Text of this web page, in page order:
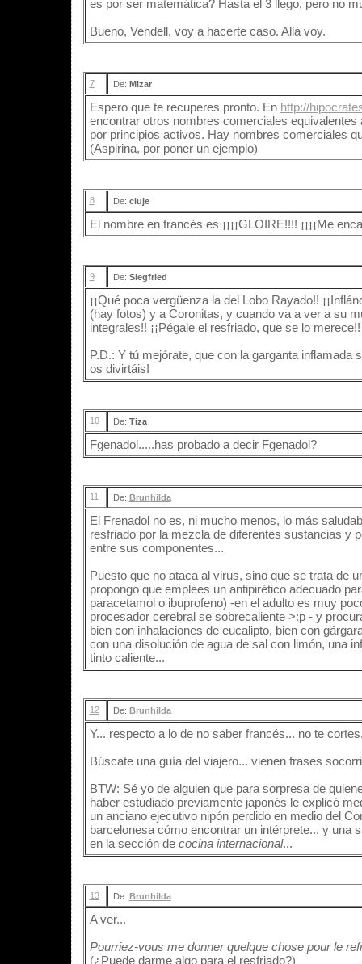
es por ser matemática? Hasta el 3 llego, pero no
Bueno, Vendell, voy a hacerte caso. Allá voy.
7 De: Mizar
Espero que te recuperes pronto. En http://
encontrar otros nombres comerciales equivalentes
por principios activos. Hay nombres comerciales
(Aspirina, por poner un ejemplo)
8 De: cluje
El nombre en francés es ¡¡¡¡GLOIRE!!!! ¡¡¡¡Me
9 De: Siegfried
¡¡Qué poca vergüenza la del Lobo Rayado!!
(hay fotos) y a Coronitas, y cuando va a ver a su
integrales!! ¡¡Pégale el resfriado, que se lo merece!!
P.D.: Y tú mejórate, que con la garganta inflamada
os divirtáis!
10 De: Tiza
Fgenadol.....has probado a decir Fgenadol?
11 De: Brunhilda
El Frenadol no es, ni mucho menos, lo más
resfriado por la mezcla de diferentes sustancias y
entre sus componentes...
Puesto que no ataca al virus, sino que se trata de
propongo que emplees un antipirético adecuado
paracetamol o ibuprofeno) -en el adulto es muy
procesador cerebral se sobrecaliente >:p - y
bien con inhalaciones de eucalipto, bien con
con una disolución de agua de sal con limón, una
tinto caliente...
12 De: Brunhilda
Y... respecto a lo de no saber francés... no te
Búscate una guía del viajero... vienen frases
BTW: Sé yo de alguien que para sorpresa de
haber estudiado previamente japonés le explicó
un anciano ejecutivo nipón perdido en medio del
barcelonesa cómo encontrar un intérprete... y una
en la sección de cocina internacional...
13 De: Brunhilda
A ver...
Pourriez-vous me donner quelque chose pour le
(¿Puede darme algo para el resfriado?)